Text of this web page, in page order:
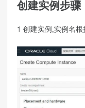
创建实例步骤
1 创建实例,实例名根